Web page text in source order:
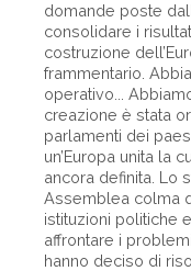
domande poste
consolidare i
costruzione
frammentario.
operativo...
creazione è stata
parlamenti dei
un’Europa unita la
ancora definita. Lo
Assemblea colma
istituzioni politiche
affrontare i
hanno deciso di